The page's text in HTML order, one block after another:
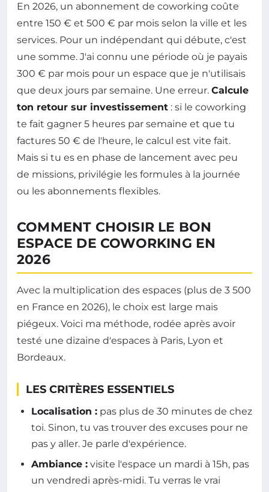
En 2026, un abonnement de coworking coûte
entre 150 € et 500 € par mois selon la ville et les
services. Pour un indépendant qui débute, c'est
une somme. J'ai connu une période où je payais
300 € par mois pour un espace que je n'utilisais
que deux jours par semaine. Une erreur. Calcule
ton retour sur investissement : si le coworking
te fait gagner 5 heures par semaine et que tu
factures 50 € de l'heure, le calcul est vite fait.
Mais si tu es en phase de lancement avec peu
de missions, privilégie les formules à la journée
ou les abonnements flexibles.
COMMENT CHOISIR LE BON
ESPACE DE COWORKING EN
2026
Avec la multiplication des espaces (plus de 3 500
en France en 2026), le choix est large mais
piégeux. Voici ma méthode, rodée après avoir
testé une dizaine d'espaces à Paris, Lyon et
Bordeaux.
LES CRITÈRES ESSENTIELS
Localisation : pas plus de 30 minutes de chez
toi. Sinon, tu vas trouver des excuses pour ne
pas y aller. Je parle d'expérience.
Ambiance : visite l'espace un mardi à 15h, pas
un vendredi après-midi. Tu verras le vrai